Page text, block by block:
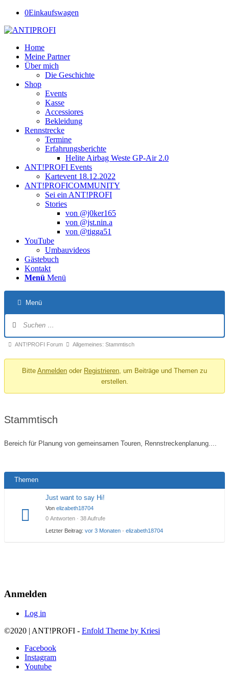
0Einkaufswagen
Home
Meine Partner
Über mich
Die Geschichte
Shop
Events
Kasse
Accessiores
Bekleidung
Rennstrecke
Termine
Erfahrungsberichte
Helite Airbag Weste GP-Air 2.0
ANT!PROFI Events
Kartevent 18.12.2022
ANT!PROFICOMMUNITY
Sei ein ANT!PROFI
Stories
von @j0ker165
von @jst.nin.a
von @tigga51
YouTube
Umbauvideos
Gästebuch
Kontakt
Menü Menü
Menü
Navigation
Forum-
ANT!PROFI Forum Allgemeines: Stammtisch
Bitte Anmelden oder Registrieren, um Beiträge und Themen zu
erstellen.
Stammtisch
Bereich für Planung von gemeinsamen Touren, Rennstreckenplanung....
Themen
Just want to say Hi!
Von elizabeth18704
0 Antworten · 38 Aufrufe
Letzter Beitrag: vor 3 Monaten · elizabeth18704
Anmelden
Log in
©2020 | ANT!PROFI - Enfold Theme by Kriesi
Facebook
Instagram
Youtube